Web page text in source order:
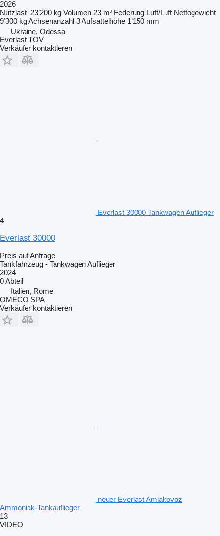
2026
Nutzlast 23’200 kg Volumen 23 m³ Federung Luft/Luft Nettogewicht
9’300 kgAchsenanzahl 3Aufsattelhöhe 1’150 mm
Ukraine, Odessa
Everlast TOV
Verkäufer kontaktieren
Everlast 30000 Tankwagen Auflieger
4
Everlast 30000
Preis auf Anfrage
Tankfahrzeug - Tankwagen Auflieger
2024
0 Abteil
Italien, Rome
OMECO SPA
Verkäufer kontaktieren
neuer Everlast Amiakovoz
Ammoniak-Tankauflieger
13
VIDEO